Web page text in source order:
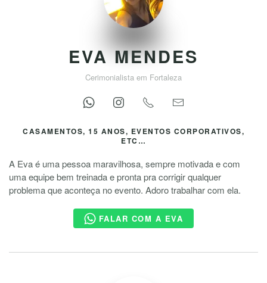
EVA MENDES
Cerimonialista em Fortaleza
CASAMENTOS, 15 ANOS, EVENTOS CORPORATIVOS,
ETC…
A Eva é uma pessoa maravilhosa, sempre motivada e com
uma equipe bem treinada e pronta pra corrigir qualquer
problema que aconteça no evento. Adoro trabalhar com ela.
FALAR COM A EVA